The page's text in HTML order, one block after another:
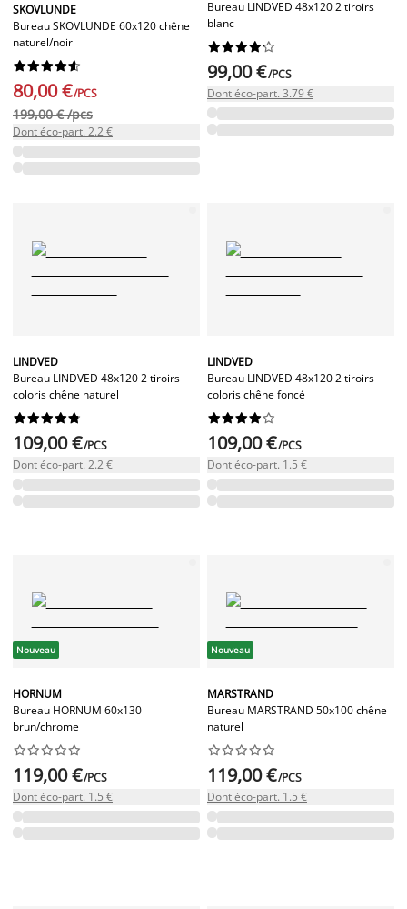
SKOVLUNDE
Bureau SKOVLUNDE 60x120 chêne
naturel/noir






80,00 €/PCS
199,00 € /pcs
Dont éco-part. 2.2 €
Bureau LINDVED 48x120 2 tiroirs
blanc






99,00 €/PCS
Dont éco-part. 3.79 €
LINDVED
Bureau LINDVED 48x120 2 tiroirs
coloris chêne naturel






109,00 €/PCS
Dont éco-part. 2.2 €
LINDVED
Bureau LINDVED 48x120 2 tiroirs
coloris chêne foncé






109,00 €/PCS
Dont éco-part. 1.5 €
Nouveau
HORNUM
Bureau HORNUM 60x130
brun/chrome






119,00 €/PCS
Dont éco-part. 1.5 €
Nouveau
MARSTRAND
Bureau MARSTRAND 50x100 chêne
naturel






119,00 €/PCS
Dont éco-part. 1.5 €